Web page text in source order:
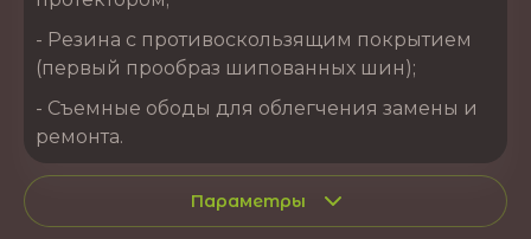
- Резина с противоскользящим покрытием
(первый прообраз шипованных шин);
- Съемные ободы для облегчения замены и
ремонта.
Параметры